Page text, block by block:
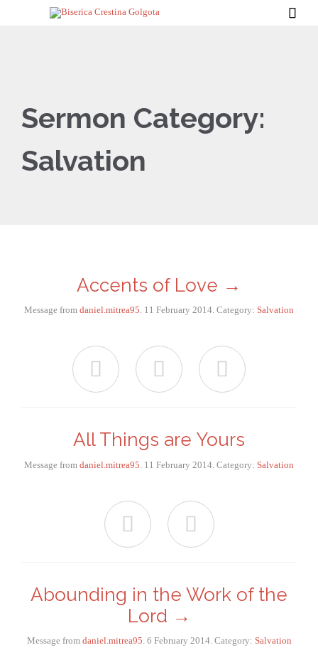

Sermon Category:
Salvation
Accents of Love →
Message from daniel.mitrea95. 11 February 2014. Category: Salvation
  
All Things are Yours
Message from daniel.mitrea95 . 11 February 2014. Category: Salvation
 
Abounding in the Work of the
Lord →
Message from daniel.mitrea95. 6 February 2014. Category: Salvation